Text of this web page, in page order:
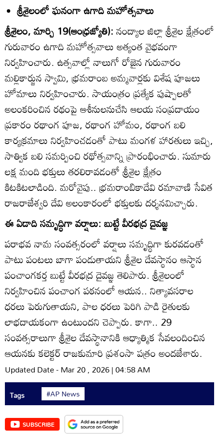
శ్రీశైలంలో ఘనంగా ఉగాది మహోత్సవాలు
శ్రీశైలం, మార్చి 19(ఆంధ్రజ్యోతి):నంద్యాల జిల్లా శ్రీశైల క్షేత్రంలో
గురువారం ఉగాది మహోత్సవాలు అత్యంత వైభవంగా
నిర్వహించారు. ఉత్సవాల్లో నాలుగో రోజైన గురువారం
మల్లికార్జున స్వామి, భ్రమరాంబ అమ్మవార్లకు విశేష పూజలు
హోమాలు నిర్వహించారు. సాయంత్రం ప్రత్యేక పుష్పాలతో
అలంకరించిన రథంపై ఆశీనులనుచేసి ఆలయ సంప్రదాయం
ప్రకారం రథాంగ పూజ, రథాంగ హోమం, రథాంగ బలి
కార్యక్రమాలు నిర్వహించడంతో పాటు మంగళ హారతులు ఇచ్చి,
సాత్విక బలి సమర్పించి రథోత్సవాన్ని ప్రారంభించారు. సుమారు
లక్ష మంది భక్తులు తరలిరావడంతో శ్రీశైల క్షేత్రం
కిటకిటలాడింది. మరోవైపు.. భ్రమరాంబికాదేవి రమావాణి సేవిత
రాజరాజేశ్వరి దేవి అలంకారంలో భక్తులకు దర్శనమిచ్చారు.
ఈ ఏడాది సమృద్ధిగా వర్షాలు: బుట్టే వీరభద్ర దైవజ్ఞ
పరాభవ నామ సంవత్సరంలో వర్షాలు సమృద్ధిగా కురవడంతో
పాటు పంటలు బాగా పండుతాయని శ్రీశైల దేవస్థానం ఆస్థాన
పంచాంగకర్త బుట్టే వీరభద్ర దైవజ్ఞ తెలిపారు. శ్రీశైలంలో
నిర్వహించిన పంచాంగ పఠనంలో ఆయన.. నిత్యావసరాల
ధరలు పెరుగుతాయని, పాల ధరలు పెరిగి పాడి రైతులకు
లాభదాయకంగా ఉంటుందని చెప్పారు. కాగా.. 29
సంవత్సరాలుగా శ్రీశైల దేవస్థానానికి ఆధ్యాత్మిక సేవలందించిన
ఆయనకు కలెక్టర్‌ రాజకుమారి ప్రశంసా పత్రం అందజేశారు.
Updated Date - Mar 20 , 2026 | 04:58 AM
Tags #AP News
SUBSCRIBE